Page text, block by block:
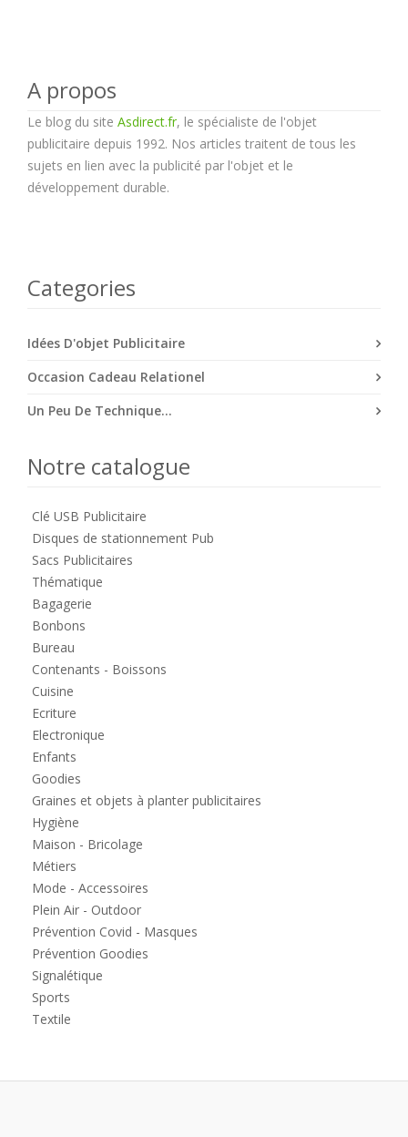
A propos
Le blog du site Asdirect.fr, le spécialiste de l'objet
publicitaire depuis 1992. Nos articles traitent de tous les
sujets en lien avec la publicité par l'objet et le
développement durable.
Categories
Idées D'objet Publicitaire
Occasion Cadeau Relationel
Un Peu De Technique...
Notre catalogue
Clé USB Publicitaire
Disques de stationnement Pub
Sacs Publicitaires
Thématique
Bagagerie
Bonbons
Bureau
Contenants - Boissons
Cuisine
Ecriture
Electronique
Enfants
Goodies
Graines et objets à planter publicitaires
Hygiène
Maison - Bricolage
Métiers
Mode - Accessoires
Plein Air - Outdoor
Prévention Covid - Masques
Prévention Goodies
Signalétique
Sports
Textile